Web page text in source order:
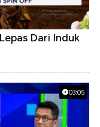
Dari Induk
03:05